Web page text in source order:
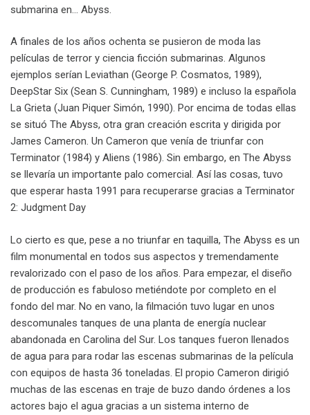
submarina en… Abyss.
A finales de los años ochenta se pusieron de moda las
películas de terror y ciencia ficción submarinas. Algunos
ejemplos serían Leviathan (George P. Cosmatos, 1989),
DeepStar Six (Sean S. Cunningham, 1989) e incluso la española
La Grieta (Juan Piquer Simón, 1990). Por encima de todas ellas
se situó The Abyss, otra gran creación escrita y dirigida por
James Cameron. Un Cameron que venía de triunfar con
Terminator (1984) y Aliens (1986). Sin embargo, en The Abyss
se llevaría un importante palo comercial. Así las cosas, tuvo
que esperar hasta 1991 para recuperarse gracias a Terminator
2: Judgment Day
Lo cierto es que, pese a no triunfar en taquilla, The Abyss es un
film monumental en todos sus aspectos y tremendamente
revalorizado con el paso de los años. Para empezar, el diseño
de producción es fabuloso metiéndote por completo en el
fondo del mar. No en vano, la filmación tuvo lugar en unos
descomunales tanques de una planta de energía nuclear
abandonada en Carolina del Sur. Los tanques fueron llenados
de agua para para rodar las escenas submarinas de la película
con equipos de hasta 36 toneladas. El propio Cameron dirigió
muchas de las escenas en traje de buzo dando órdenes a los
actores bajo el agua gracias a un sistema interno de